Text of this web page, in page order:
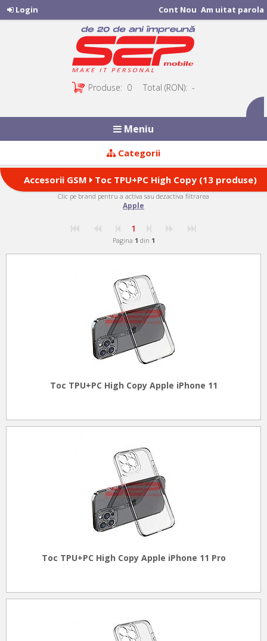
Login Cont Nou Am uitat parola
Produse: 0 Total (RON): -
Meniu
Categorii
Accesorii GSM Toc TPU+PC High Copy (13 produse)
Clic pe brand pentru a activa sau dezactiva filtrarea
Apple
1
Pagina 1 din 1
Toc TPU+PC High Copy Apple iPhone 11
Toc TPU+PC High Copy Apple iPhone 11 Pro